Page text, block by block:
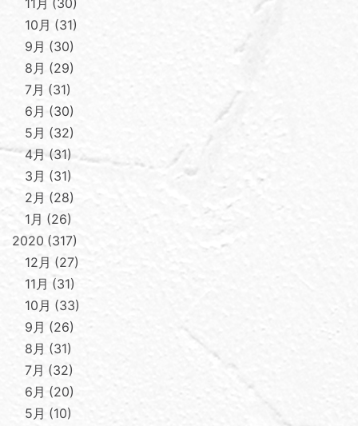
11月
30
10月
31
9月
30
8月
29
7月
31
6月
30
5月
32
4月
31
3月
31
2月
28
1月
26
2020 317
12月
27
11月
31
10月
33
9月
26
8月
31
7月
32
6月
20
5月
10